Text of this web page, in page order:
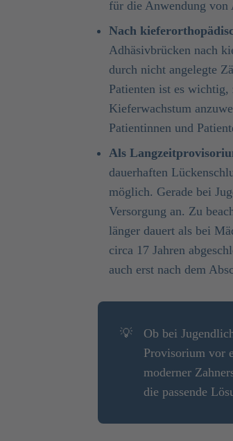
für die Anwendung von
Nach
Adhäsivbrücken nach
durch nicht angelegte
Patienten ist es
Kieferwachstum
Patientinnen und
Als
dauerhaften
möglich. Gerade bei
Versorgung an. Zu
länger dauert als bei
circa 17 Jahren
auch erst nach dem
💡
Ob bei
Provisorium vor
moderner
die passende